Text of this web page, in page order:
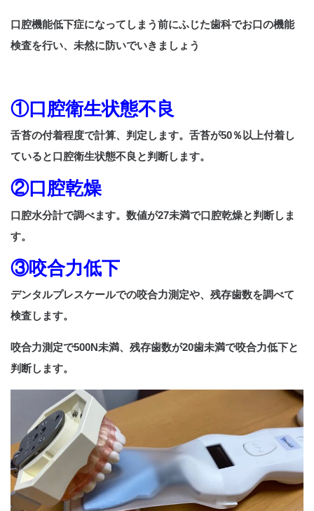
口腔機能低下症になってしまう前にふじた歯科でお口の機能
検査を行い、未然に防いでいきましょう
①口腔衛生状態不良
舌苔の付着程度で計算、判定します。舌苔が50％以上付着し
ていると口腔衛生状態不良と判断します。
②口腔乾燥
口腔水分計で調べます。数値が27未満で口腔乾燥と判断しま
す。
③咬合力低下
デンタルプレスケールでの咬合力測定や、残存歯数を調べて
検査します。
咬合力測定で500N未満、残存歯数が20歯未満で咬合力低下と
判断します。